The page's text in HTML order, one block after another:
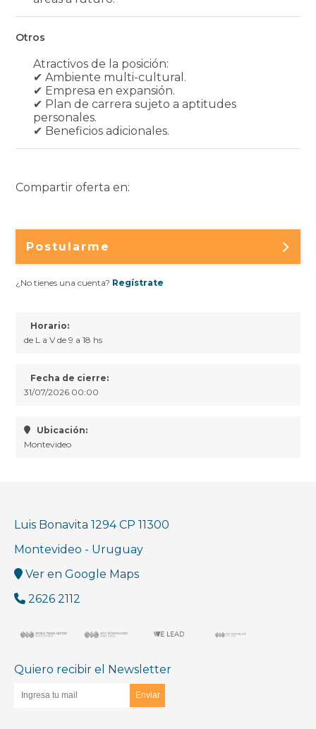
Otros
Atractivos de la posición:
✔ Ambiente multi-cultural.
✔ Empresa en expansión.
✔ Plan de carrera sujeto a aptitudes
personales.
✔ Beneficios adicionales.
Compartir oferta en:
Postularme
¿No tienes una cuenta? Regístrate
Horario:
de L a V de 9 a 18 hs
Fecha de cierre:
31/07/2026 00:00
Ubicación:
Montevideo
Luis Bonavita 1294 CP 11300
Montevideo - Uruguay
Ver en Google Maps
2626 2112
Quiero recibir el Newsletter